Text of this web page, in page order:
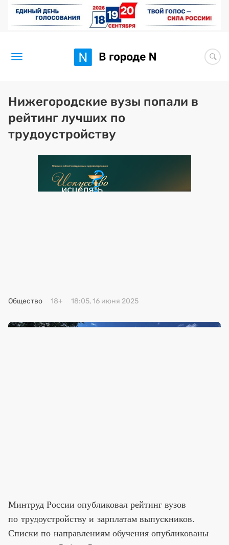
Новости
Статьи
Здоровье
BORЩ
Искусство исцелять
Нижегородские вузы попали в
рейтинг лучших по
трудоустройству
Общество 18+ 18:05, 16 июня 2025
Минтруд России опубликовал рейтинг вузов
по трудоустройству и зарплатам выпускников.
Списки по направлениям обучения опубликованы